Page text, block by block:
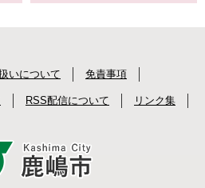
いについて 免責事項
RSS配信について リンク集